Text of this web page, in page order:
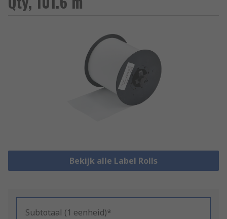
Bekijk alle Label Rolls
Subtotaal (1 eenheid)*